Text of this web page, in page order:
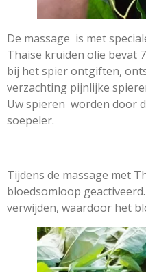
De massage is met
Thaise kruiden olie bevat
bij het spier ontgiften,
verzachting pijnlijke
Uw spieren worden door
soepeler.
Tijdens de massage met
bloedsomloop
verwijden, waardoor het